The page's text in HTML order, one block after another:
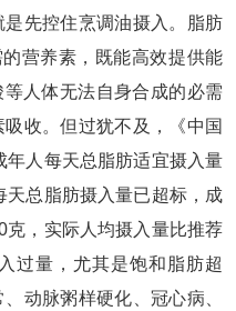
先控住烹调油摄入。脂肪
营养素，既能高效提供能
人体无法自身合成的必需
收。但过犹不及，《中国
年人每天总脂肪适宜摄入量
天总脂肪摄入量已超标，成
，实际人均摄入量比推荐
过量，尤其是饱和脂肪超
动脉粥样硬化、冠心病、